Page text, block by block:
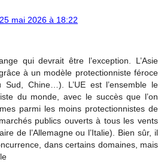
25 mai 2026 à 18:22
qui devrait être l’exception. L’Asie
à un modèle protectionniste féroce
Sud, Chine…). L’UE est l’ensemble le
du monde, avec le succès que l’on
parmi les moins protectionnistes de
publics ouverts à tous les vents
de l’Allemagne ou l’Italie). Bien sûr, il
dans certains domaines, mais